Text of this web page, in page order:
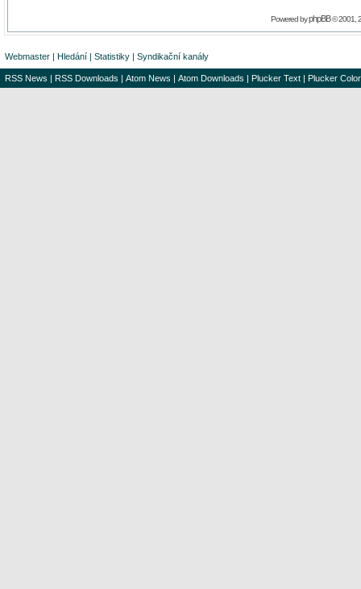
Powered byphpBB© 2001,
Webmaster | Hledání | Statistiky | Syndikační kanály
RSS News | RSS Downloads | Atom News | Atom Downloads | Plucker Text | Plucker Color